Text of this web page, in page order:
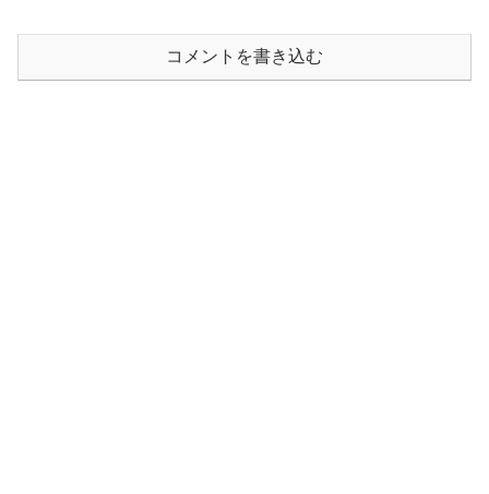
コメントを書き込む